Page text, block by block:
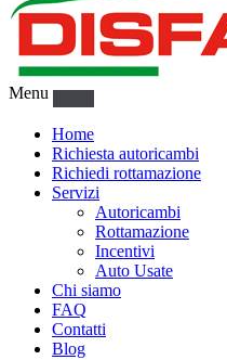
Menu
Home
Richiesta autoricambi
Richiedi rottamazione
Servizi
Autoricambi
Rottamazione
Incentivi
Auto Usate
Chi siamo
FAQ
Contatti
Blog